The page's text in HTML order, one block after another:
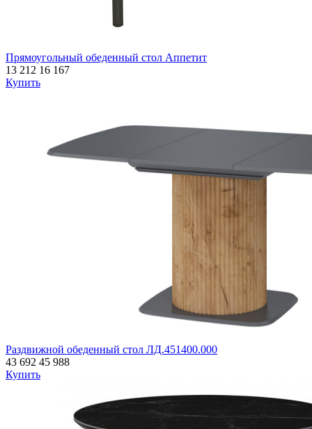
Прямоугольный обеденный стол Аппетит
13 212 16 167
Купить
Раздвижной обеденный стол ЛД.451400.000
43 692 45 988
Купить